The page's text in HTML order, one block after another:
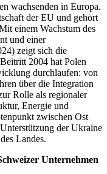
wachsenden in Europa.
der EU und gehört
einem Wachstum des
und einer
zeigt sich die
2004 hat Polen
durchlaufen: von
über die Integration
Rolle als regionaler
Energie und
zwischen Ost
der Ukraine
Landes.
Unternehmen